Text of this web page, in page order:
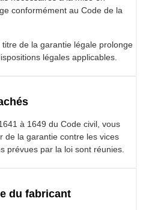
conformément au Code de la
de la garantie légale prolonge
légales applicables.
à 1649 du Code civil, vous
de la garantie contre les vices
prévues par la loi sont réunies.
du fabricant